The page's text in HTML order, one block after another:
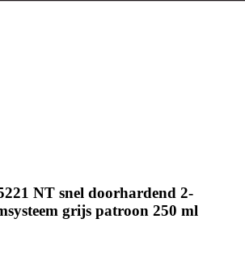
NT snel doorhardend 2-
grijs patroon 250 ml